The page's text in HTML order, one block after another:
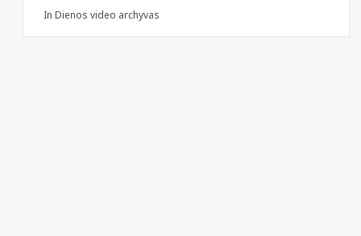
In Dienos video archyvas